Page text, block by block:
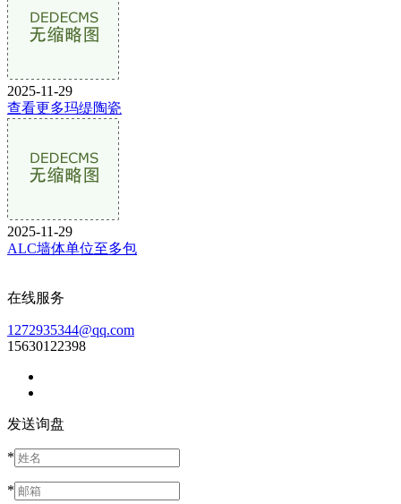
2025-11-29
查看更多玛缇陶瓷
2025-11-29
ALC墙体单位至多包
在线服务
1272935344@qq.com
15630122398
发送询盘
*
*